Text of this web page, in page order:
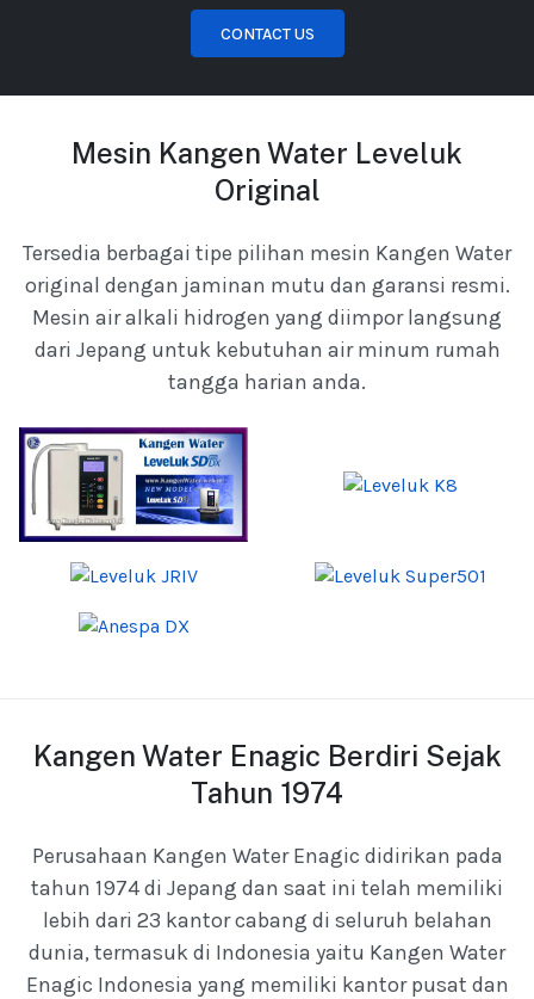
CONTACT US
Mesin Kangen Water Leveluk
Original
Tersedia berbagai tipe pilihan mesin Kangen Water
original dengan jaminan mutu dan garansi resmi.
Mesin air alkali hidrogen yang diimpor langsung
dari Jepang untuk kebutuhan air minum rumah
tangga harian anda.
Kangen Water Enagic Berdiri Sejak
Tahun 1974
Perusahaan Kangen Water Enagic didirikan pada
tahun 1974 di Jepang dan saat ini telah memiliki
lebih dari 23 kantor cabang di seluruh belahan
dunia, termasuk di Indonesia yaitu Kangen Water
Enagic Indonesia yang memiliki kantor pusat dan